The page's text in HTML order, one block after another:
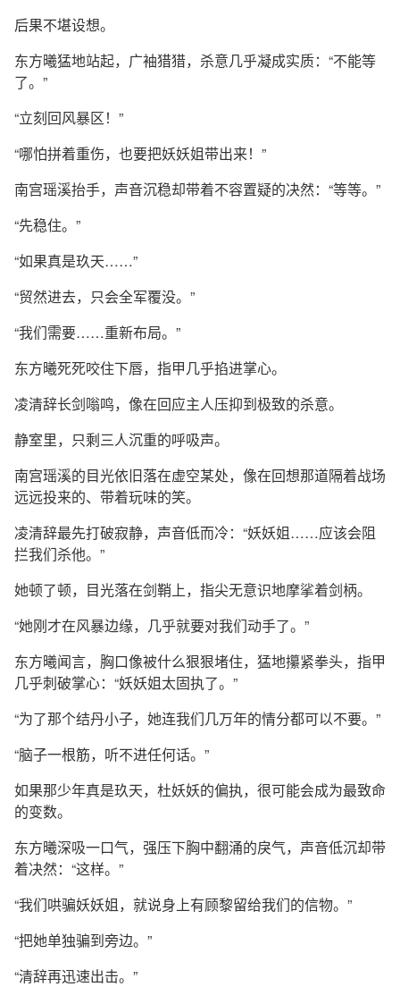
后果不堪设想。
东方曦猛地站起，广袖猎猎，杀意几乎凝成实质：“不能等
了。”
“立刻回风暴区！”
“哪怕拼着重伤，也要把妖妖姐带出来！”
南宫瑶溪抬手，声音沉稳却带着不容置疑的决然：“等等。”
“先稳住。”
“如果真是玖天……”
“贸然进去，只会全军覆没。”
“我们需要……重新布局。”
东方曦死死咬住下唇，指甲几乎掐进掌心。
凌清辞长剑嗡鸣，像在回应主人压抑到极致的杀意。
静室里，只剩三人沉重的呼吸声。
南宫瑶溪的目光依旧落在虚空某处，像在回想那道隔着战场
远远投来的、带着玩味的笑。
凌清辞最先打破寂静，声音低而冷：“妖妖姐……应该会阻
拦我们杀他。”
她顿了顿，目光落在剑鞘上，指尖无意识地摩挲着剑柄。
“她刚才在风暴边缘，几乎就要对我们动手了。”
东方曦闻言，胸口像被什么狠狠堵住，猛地攥紧拳头，指甲
几乎刺破掌心：“妖妖姐太固执了。”
“为了那个结丹小子，她连我们几万年的情分都可以不要。”
“脑子一根筋，听不进任何话。”
如果那少年真是玖天，杜妖妖的偏执，很可能会成为最致命
的变数。
东方曦深吸一口气，强压下胸中翻涌的戾气，声音低沉却带
着决然：“这样。”
“我们哄骗妖妖姐，就说身上有顾黎留给我们的信物。”
“把她单独骗到旁边。”
“清辞再迅速出击。”